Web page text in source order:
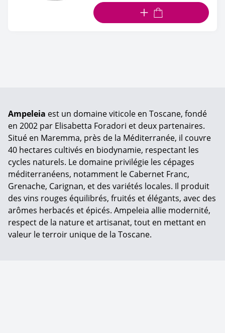
AJOUTER AU PANIER
Ampeleia est un domaine viticole en Toscane, fondé
en 2002 par Elisabetta Foradori et deux partenaires.
Situé en Maremma, près de la Méditerranée, il couvre
40 hectares cultivés en biodynamie, respectant les
cycles naturels. Le domaine privilégie les cépages
méditerranéens, notamment le Cabernet Franc,
Grenache, Carignan, et des variétés locales. Il produit
des vins rouges équilibrés, fruités et élégants, avec des
arômes herbacés et épicés. Ampeleia allie modernité,
respect de la nature et artisanat, tout en mettant en
valeur le terroir unique de la Toscane.